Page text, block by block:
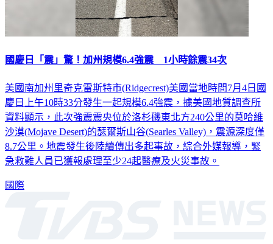
國慶日「震」驚！加州規模6.4強震 1小時餘震34次
美國南加州里奇克雷斯特市(Ridgecrest)美國當地時間7月4日國
慶日上午10時33分發生一起規模6.4強震，據美國地質調查所
資料顯示，此次強震震央位於洛杉磯東北方240公里的莫哈維
沙漠(Mojave Desert)的瑟爾斯山谷(Searles Valley)，震源深度僅
8.7公里。地震發生後陸續傳出多起事故，綜合外媒報導，緊
急救難人員已獲報處理至少24起醫療及火災事故。
國際